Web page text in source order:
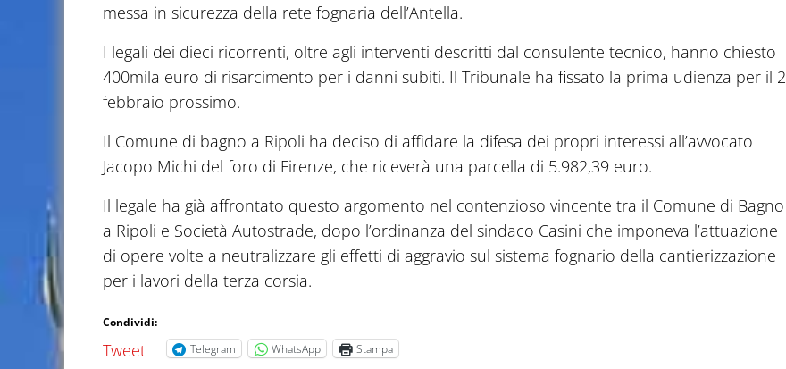
messa in sicurezza della rete fognaria dell’Antella.
I legali dei dieci ricorrenti, oltre agli interventi descritti dal consulente tecnico, hanno chiesto
400mila euro di risarcimento per i danni subiti. Il Tribunale ha fissato la prima udienza per il 2
febbraio prossimo.
Il Comune di bagno a Ripoli ha deciso di affidare la difesa dei propri interessi all’avvocato
Jacopo Michi del foro di Firenze, che riceverà una parcella di 5.982,39 euro.
Il legale ha già affrontato questo argomento nel contenzioso vincente tra il Comune di Bagno
a Ripoli e Società Autostrade, dopo l’ordinanza del sindaco Casini che imponeva l’attuazione
di opere volte a neutralizzare gli effetti di aggravio sul sistema fognario della cantierizzazione
per i lavori della terza corsia.
Condividi:
Tweet Telegram WhatsApp Stampa